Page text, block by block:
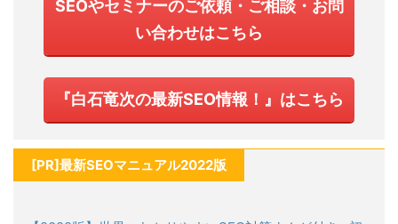
SEOやセミナーのご依頼・ご相談・お問
い合わせはこちら
『白石竜次の最新SEO情報！』はこちら
[PR]最新SEOマニュアル2022版